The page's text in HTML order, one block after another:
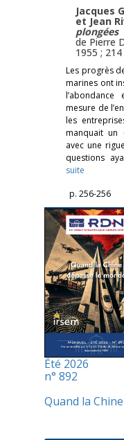
Jacques
et Jean
plongées
de Pierre
1955 ;
Les progrès
marines ont
mesure de
les
manquait un
avec une
questions
suite
p. 256-256
Été 2026
n° 892
Quand la